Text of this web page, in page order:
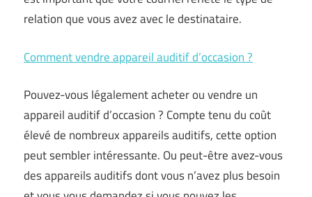
relation que vous avez avec le destinataire.
Comment vendre appareil auditif d’occasion ?
Pouvez-vous légalement acheter ou vendre un
appareil auditif d’occasion ? Compte tenu du coût
élevé de nombreux appareils auditifs, cette option
peut sembler intéressante. Ou peut-être avez-vous
des appareils auditifs dont vous n’avez plus besoin